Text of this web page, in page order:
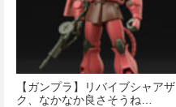
【ガンプラ】リバイブシャアザ
ク、なかなか良さそうね…